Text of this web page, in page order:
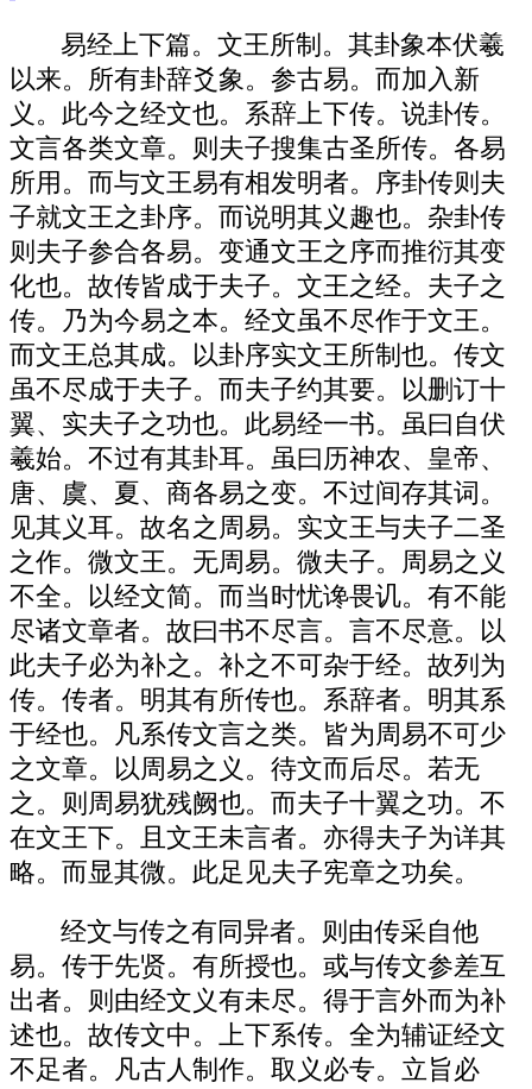
易经上下篇。文王所制。其卦象本伏羲
以来。所有卦辞爻象。参古易。而加入新
义。此今之经文也。系辞上下传。说卦传。
文言各类文章。则夫子搜集古圣所传。各易
所用。而与文王易有相发明者。序卦传则夫
子就文王之卦序。而说明其义趣也。杂卦传
则夫子参合各易。变通文王之序而推衍其变
化也。故传皆成于夫子。文王之经。夫子之
传。乃为今易之本。经文虽不尽作于文王。
而文王总其成。以卦序实文王所制也。传文
虽不尽成于夫子。而夫子约其要。以删订十
翼、实夫子之功也。此易经一书。虽曰自伏
羲始。不过有其卦耳。虽曰历神农、皇帝、
唐、虞、夏、商各易之变。不过间存其词。
见其义耳。故名之周易。实文王与夫子二圣
之作。微文王。无周易。微夫子。周易之义
不全。以经文简。而当时忧谗畏讥。有不能
尽诸文章者。故曰书不尽言。言不尽意。以
此夫子必为补之。补之不可杂于经。故列为
传。传者。明其有所传也。系辞者。明其系
于经也。凡系传文言之类。皆为周易不可少
之文章。以周易之义。待文而后尽。若无
之。则周易犹残阙也。而夫子十翼之功。不
在文王下。且文王未言者。亦得夫子为详其
略。而显其微。此足见夫子宪章之功矣。
经文与传之有同异者。则由传采自他
易。传于先贤。有所授也。或与传文参差互
出者。则由经文义有未尽。得于言外而为补
述也。故传文中。上下系传。全为辅证经文
不足者。凡古人制作。取义必专。立旨必